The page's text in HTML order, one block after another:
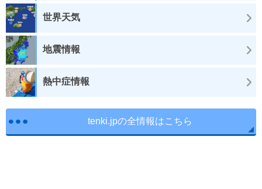
世界天気
地震情報
熱中症情報
tenki.jpの全情報はこちら